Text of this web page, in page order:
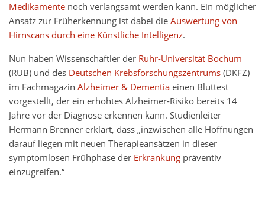
Medikamente noch verlangsamt werden kann. Ein möglicher
Ansatz zur Früherkennung ist dabei dieAuswertung von
Hirnscans durch eine Künstliche Intelligenz.
Nun haben Wissenschaftler der Ruhr-Universität Bochum
(RUB) und des Deutschen Krebsforschungszentrums(DKFZ)
im Fachmagazin Alzheimer & Dementia einen Bluttest
vorgestellt, der ein erhöhtes Alzheimer-Risiko bereits 14
Jahre vor der Diagnose erkennen kann. Studienleiter
Hermann Brenner erklärt, dass „inzwischen alle Hoffnungen
darauf liegen mit neuen Therapieansätzen in dieser
symptomlosen Frühphase der Erkrankung präventiv
einzugreifen.“